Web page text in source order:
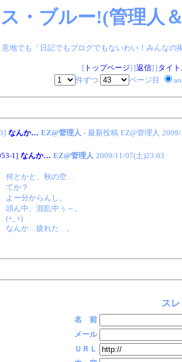
・ブルー!(管理人
意地でも「日記でもブログでもないわい！みんなの
[トップページ] [返信] [タイ
件ずつ
ページ目
なんか… EZ@管理人 - 最新投稿 EZ@管理人
1] なんか… EZ@管理人 2009/11/07(土)23:03
何とかと、秋の空…
てか？
よー分からんし、
頭ん中、混乱中ぅ～。
(+_+)
なんか…疲れた…。
ス
名 前
メール
ＵＲＬ